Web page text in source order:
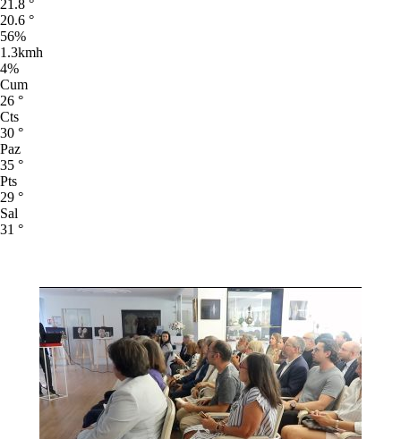
21.8 °
20.6 °
56%
1.3kmh
4%
Cum
26 °
Cts
30 °
Paz
35 °
Pts
29 °
Sal
31 °